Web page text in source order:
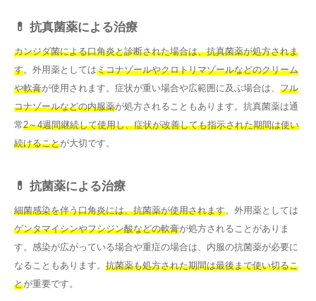
💊 抗真菌薬による治療
カンジダ菌による口角炎と診断された場合は、抗真菌薬が処方されま
す。外用薬としてはミコナゾールやクロトリマゾールなどのクリーム
や軟膏が使用されます。症状が重い場合や広範囲に及ぶ場合は、 フル
コナゾールなどの内服薬が処方されることもあります。抗真菌薬は通
常2～4週間継続して使用し、症状が改善しても指示された期間は使い
続けることが大切です。
💊 抗菌薬による治療
細菌感染を伴う口角炎には、抗菌薬が使用されます。外用薬としては
ゲンタマイシンやフシジン酸などの軟膏が処方されることがありま
す。感染が広がっている場合や重症の場合は、内服の抗菌薬が必要に
なることもあります。 抗菌薬も処方された期間は最後まで使い切るこ
とが重要です。